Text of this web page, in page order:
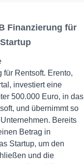
Finanzierung für
Rentsoft. Erento,
investiert eine
500.000 Euro, in das
und übernimmt so
Bereits
Betrag in
Startup, um den
und die